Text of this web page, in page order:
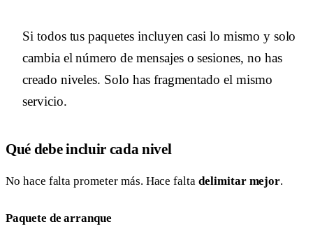
Si todos tus paquetes incluyen casi lo mismo y solo
cambia el número de mensajes o sesiones, no has
creado niveles. Solo has fragmentado el mismo
servicio.
Qué debe incluir cada nivel
No hace falta prometer más. Hace faltadelimitar mejor.
Paquete de arranque